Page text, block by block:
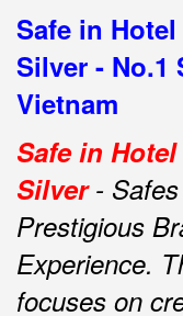
Safe in Hotel
Silver - No.1
Vietnam
Safe in Hotel
Silver-
Prestigious
Experience.
focuses on